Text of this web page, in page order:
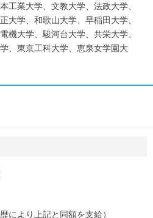
工業大学、文教大学、法政大学、
大学、和歌山大学、早稲田大学、
機大学、駿河台大学、共栄大学、
、東京工科大学、恵泉女学園大
により上記と同額を支給）